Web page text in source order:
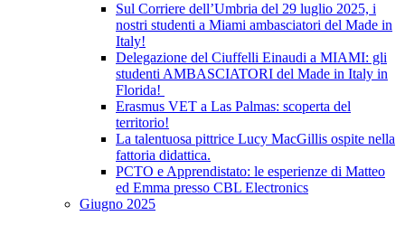
Sul Corriere dell’Umbria del 29 luglio 2025, i
nostri studenti a Miami ambasciatori del Made in
Italy!
Delegazione del Ciuffelli Einaudi a MIAMI: gli
studenti AMBASCIATORI del Made in Italy in
Florida!
Erasmus VET a Las Palmas: scoperta del
territorio!
La talentuosa pittrice Lucy MacGillis ospite nella
fattoria didattica.
PCTO e Apprendistato: le esperienze di Matteo
ed Emma presso CBL Electronics
Giugno 2025